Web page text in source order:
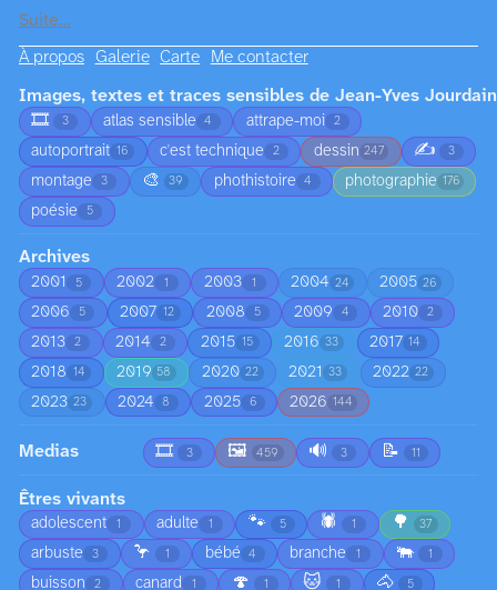
Suite…
À propos Galerie Carte Me contacter
Images, textes et traces sensibles de Jean-Yves Jourdain
🎞️
3 atlas sensible 4 attrape-moi 2
autoportrait 16 c'est technique 2 dessin 247 ✍️ 3
montage 3 🎨 39 phothistoire 4 photographie 176
poésie 5
Archives
2001 5 2002 1 2003 1 2004 24 2005 26
2006 5 2007 12 2008 5 2009 4 2010 2
2013 2 2014 2 2015 15 2016 33 2017 14
2018 14 2019 58 2020 22 2021 33 2022 22
2023 23 2024 8 2025 6 2026 144
Medias 🎞️ 3 🖼️ 459 🔊 3 📝 11
Êtres vivants
adolescent 1 adulte 1 🐾 5 🕷️ 1 🌳 37
arbuste 3 🦩 1 bébé 4 branche 1 🐃 1
buisson 2 canard 1 🍄 1 🐱 1 🐴 5